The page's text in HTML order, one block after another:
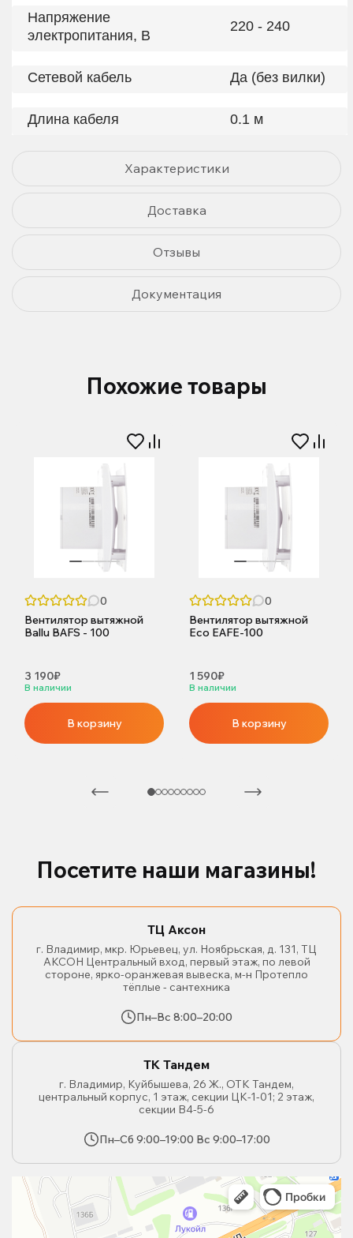
Напряжение
электропитания, В
220 - 240
Сетевой кабель Да (без вилки)
Длина кабеля 0.1 м
Характеристики
Доставка
Отзывы
Документация
Похожие товары
0
Вентилятор вытяжной
Ballu BAFS - 100
3 190₽
В наличии
В корзину
0
Вентилятор вытяжной
Eco EAFE-100
1 590₽
В наличии
В корзину
Посетите наши магазины!
ТЦ Аксон
г. Владимир, мкр. Юрьевец, ул. Ноябрьская, д. 131, ТЦ
АКСОН Центральный вход, первый этаж, по левой
стороне, ярко-оранжевая вывеска, м-н Протепло
тёплые - сантехника
Пн–Вс 8:00–20:00
ТК Тандем
г. Владимир, Куйбышева, 26 Ж., ОТК Тандем,
центральный корпус, 1 этаж, секции ЦК-1-01; 2 этаж,
секции В4-5-6
Пн–Сб 9:00–19:00 Вс 9:00–17:00